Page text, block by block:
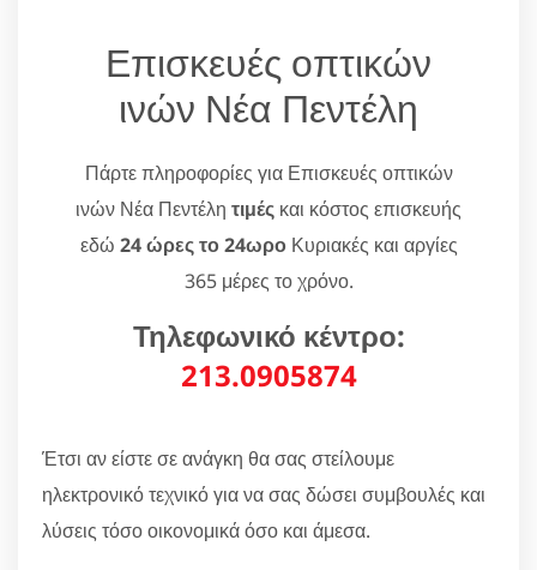
Επισκευές οπτικών
ινών Νέα Πεντέλη
Πάρτε πληροφορίες για Επισκευές οπτικών
ινών Νέα Πεντέλη τιμές και κόστος επισκευής
εδώ 24 ώρες το 24ωροΚυριακές και αργίες
365 μέρες το χρόνο.
Τηλεφωνικό κέντρο:
213.0905874
Έτσι αν είστε σε ανάγκη θα σας στείλουμε
ηλεκτρονικό τεχνικό για να σας δώσει συμβουλές και
λύσεις τόσο οικονομικά όσο και άμεσα.